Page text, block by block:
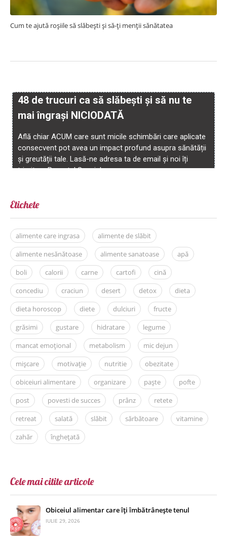
Cum te ajută roșiile să slăbești și să-ți menții sănătatea
Etichete
alimente care ingrasa
alimente de slăbit
alimente nesănătoase
alimente sanatoase
apă
boli
calorii carne cartofi
cină
concediu
craciun desert detox
dieta
dieta horoscop
diete dulciuri
fructe
grăsimi
gustare hidratare
legume
mancat emoțional
metabolism
mic dejun
mișcare
motivație nutritie
obezitate
obiceiuri alimentare
organizare paște
pofte
post
povesti de succes prânz
retete
retreat
salată slăbit sărbătoare
vitamine
zahăr
înghețată
Cele mai citite articole
Obiceiul alimentar care îți îmbătrânește tenul
IULIE 29, 2026